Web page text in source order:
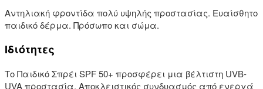
Αντηλιακή φροντίδα πολύ υψηλής προστασίας. Ευαίσθητο
παιδικό δέρμα. Πρόσωπο και σώμα.
Ιδιότητες
Το Παιδικό Σπρέι SPF 50+ προσφέρει μια βέλτιστη UVB-
UVA προστασία. Αποκλειστικός συνδυασμός από ενεργά